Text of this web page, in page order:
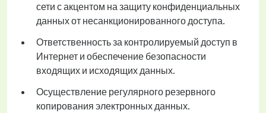
сети с акцентом на защиту конфиденциальных
данных от несанкционированного доступа.
Ответственность за контролируемый доступ в
Интернет и обеспечение безопасности
входящих и исходящих данных.
Осуществление регулярного резервного
копирования электронных данных.